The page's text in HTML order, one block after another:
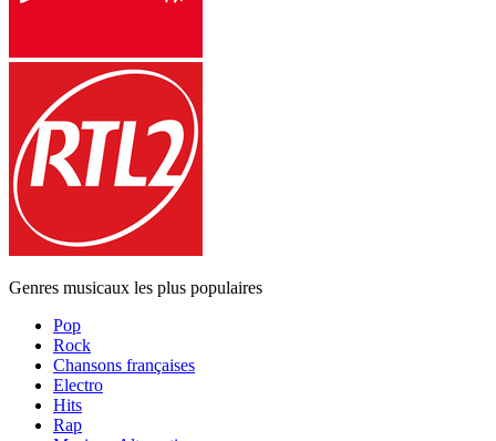
Genres musicaux les plus populaires
Pop
Rock
Chansons françaises
Electro
Hits
Rap